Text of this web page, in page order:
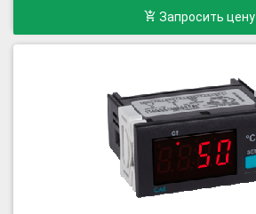
Запросить цену